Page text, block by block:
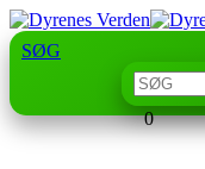
SØG
0